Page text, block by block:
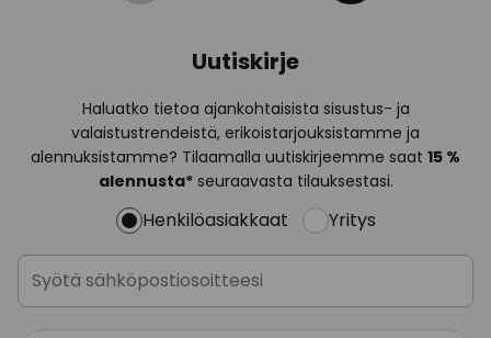
Uutiskirje
Haluatko tietoa ajankohtaisista sisustus- ja
valaistustrendeistä, erikoistarjouksistamme ja
alennuksistamme? Tilaamalla uutiskirjeemme saat 15 %
alennusta*seuraavasta tilauksestasi.
Henkilöasiakkaat Yritys